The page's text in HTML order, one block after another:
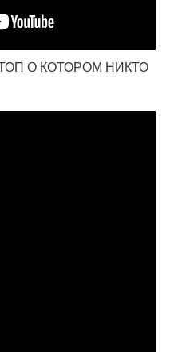
О КОТОРОМ НИКТО